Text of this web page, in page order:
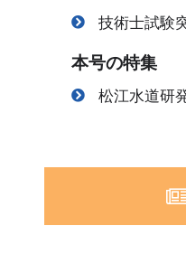
技術士試験
本号の特集
松江水道研